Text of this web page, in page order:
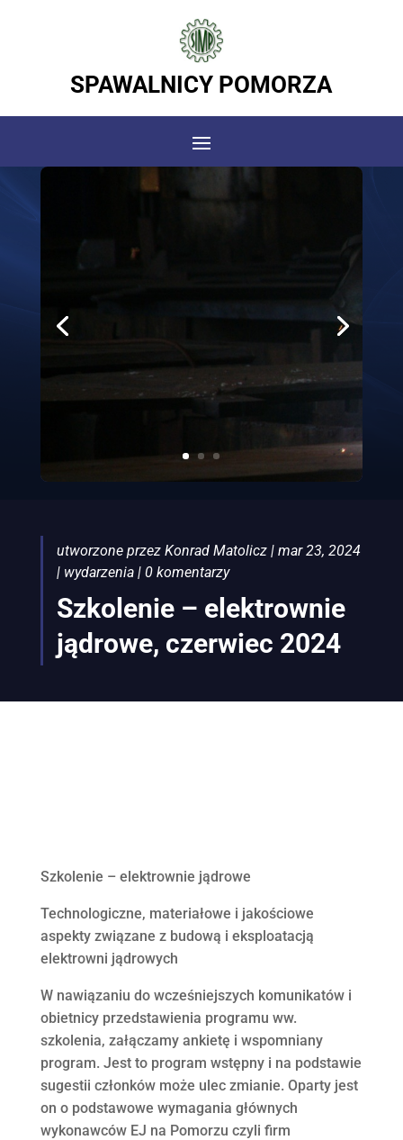
SPAWALNICY POMORZA
utworzone przez Konrad Matolicz| mar 23, 2024
| wydarzenia| 0 komentarzy
Szkolenie – elektrownie
jądrowe, czerwiec 2024
Szkolenie – elektrownie jądrowe
Technologiczne, materiałowe i jakościowe
aspekty związane z budową i eksploatacją
elektrowni jądrowych
W nawiązaniu do wcześniejszych komunikatów i
obietnicy przedstawienia programu ww.
szkolenia, załączamy ankietę i wspomniany
program. Jest to program wstępny i na podstawie
sugestii członków może ulec zmianie. Oparty jest
on o podstawowe wymagania głównych
wykonawców EJ na Pomorzu czyli firm